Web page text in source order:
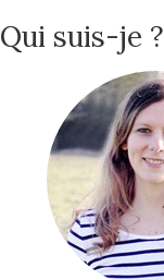
Qui suis-je ?